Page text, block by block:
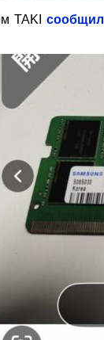
TAKIсообщил